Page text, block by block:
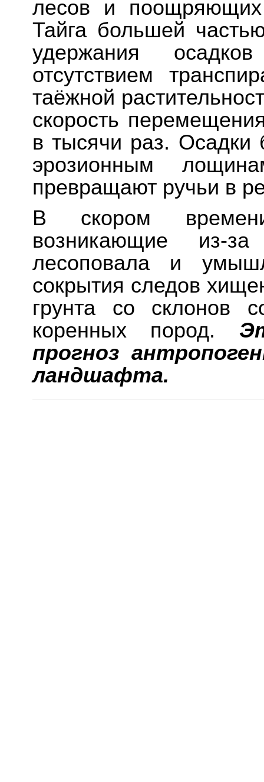
лесов и поощряющих
Тайга большей
удержания
отсутствием
таёжной
скорость
в тысячи раз. Осадки
эрозионным
превращают ручьи в
В скором
возникающие из-за
лесоповала и
сокрытия следов
грунта со склонов
коренных пород.
прогноз
ландшафта.